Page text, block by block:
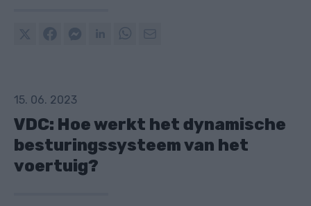
15. 06. 2023
VDC: Hoe werkt het dynamische
besturingssysteem van het
voertuig?